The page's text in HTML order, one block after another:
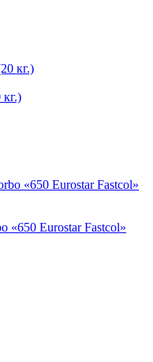
«650 Eurostar Fastcol»